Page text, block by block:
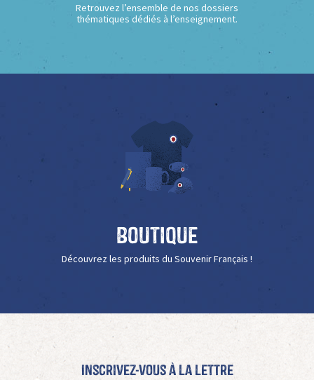
Retrouvez l’ensemble de nos dossiers
thématiques dédiés à l’enseignement.
Boutique
Découvrez les produits du Souvenir Français !
Inscrivez-vous à La Lettre